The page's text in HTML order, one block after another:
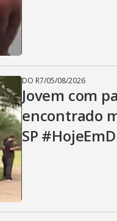
DO R7/05/08/2026
Jovem com
encontrado
SP